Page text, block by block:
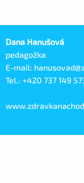
Dana Hanušová
pedagožka
E-mail:
Tel.: +420 737 149